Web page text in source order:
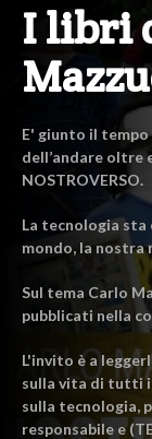
I libri
E' giunto il
dell’andare oltre
NOSTROVERSO.
La tecnologia sta
mondo, la nostra
Sul tema Carlo
pubblicati nella
L'invito è a
sulla vita di tutti i
sulla tecnologia,
responsabile e